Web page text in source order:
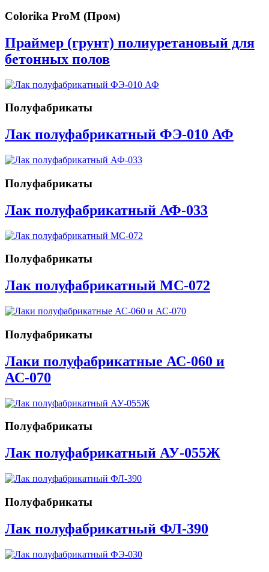
Colorika ProM (Пром)
Праймер (грунт) полиуретановый для
бетонных полов
Полуфабрикаты
Лак полуфабрикатный ФЭ-010 АФ
Полуфабрикаты
Лак полуфабрикатный АФ-033
Полуфабрикаты
Лак полуфабрикатный МС-072
Полуфабрикаты
Лаки полуфабрикатные АС-060 и
АС-070
Полуфабрикаты
Лак полуфабрикатный АУ-055Ж
Полуфабрикаты
Лак полуфабрикатный ФЛ-390